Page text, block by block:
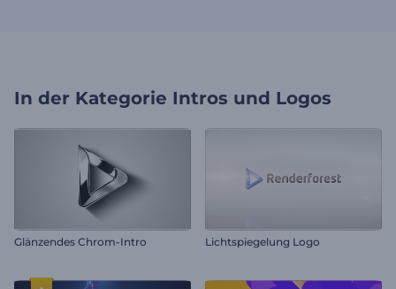
In der Kategorie Intros und Logos
Glänzendes Chrom-Intro Lichtspiegelung Logo